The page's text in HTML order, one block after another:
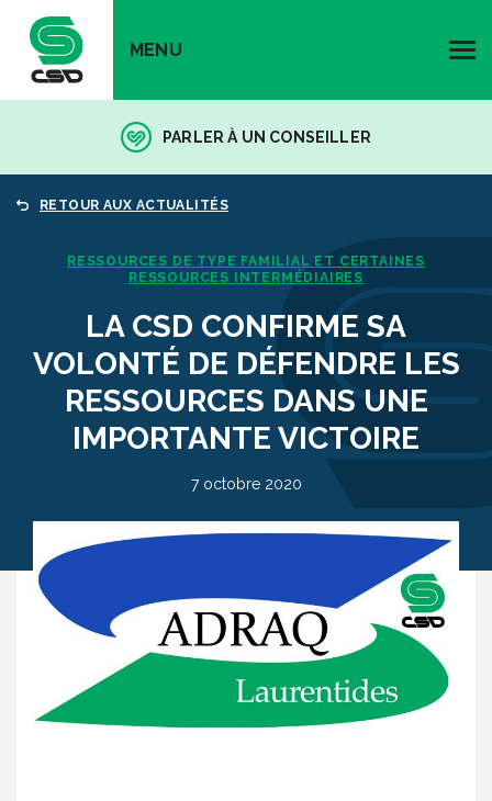
MENU
PARLER À UN CONSEILLER
RETOUR AUX ACTUALITÉS
RESSOURCES DE TYPE FAMILIAL ET CERTAINES
RESSOURCES INTERMÉDIAIRES
LA CSD CONFIRME SA
VOLONTÉ DE DÉFENDRE LES
RESSOURCES DANS UNE
IMPORTANTE VICTOIRE
7 octobre 2020